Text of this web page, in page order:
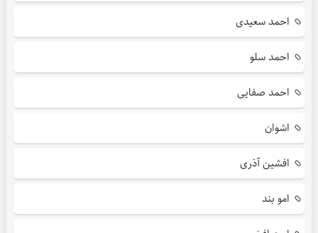
احمد سعیدی
احمد سلو
احمد صفایی
اشوان
افشین آذری
امو بند